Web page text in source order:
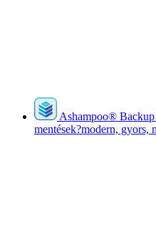
Ashampoo®
mentések?modern, gyors,